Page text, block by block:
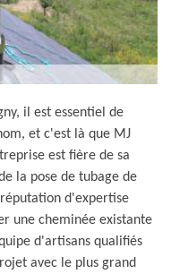
il est essentiel de
et c'est là que MJ
est fière de sa
la pose de tubage de
d'expertise
une cheminée existante
d'artisans qualifiés
avec le plus grand